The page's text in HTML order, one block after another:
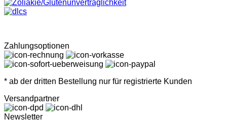
Zahlungsoptionen
* ab der dritten Bestellung nur für registrierte Kunden
Versandpartner
Newsletter